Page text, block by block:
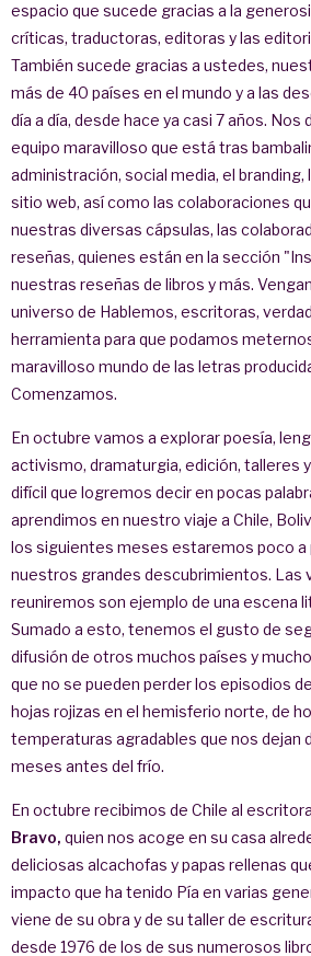
espacio que sucede gracias a la
críticas, traductoras, editoras y las
También sucede gracias a ustedes,
más de 40 países en el mundo y a las
día a día, desde hace ya casi 7 años. Nos
equipo maravilloso que está tras
administración, social media, el
sitio web, así como las colaboraciones
nuestras diversas cápsulas, las
reseñas, quienes están en la sección
nuestras reseñas de libros y más.
universo de Hablemos, escritoras,
herramienta para que podamos
maravilloso mundo de las letras
Comenzamos.
En octubre vamos a explorar poesía,
activismo, dramaturgia, edición, talleres
difícil que logremos decir en pocas
aprendimos en nuestro viaje a Chile,
los siguientes meses estaremos poco
nuestros grandes descubrimientos. Las
reuniremos son ejemplo de una escena
Sumado a esto, tenemos el gusto de
difusión de otros muchos países y
que no se pueden perder los episodios
hojas rojizas en el hemisferio norte, de
temperaturas agradables que nos dejan
meses antes del frío.
En octubre recibimos de Chile al
Bravo, quien nos acoge en su casa
deliciosas alcachofas y papas rellenas
impacto que ha tenido Pía en varias
viene de su obra y de su taller de
desde 1976 de los de sus numerosos